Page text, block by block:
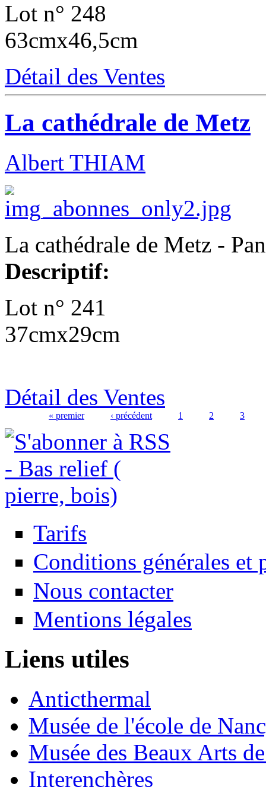
Lot n° 248
63cmx46,5cm
Détail des Ventes
La cathédrale de Metz
Albert THIAM
La cathédrale de Metz -
Descriptif:
Lot n° 241
37cmx29cm
Détail des Ventes
Pages
« premier ‹ précédent 1 2 3
Tarifs
Conditions générales et
Nous contacter
Mentions légales
Liens utiles
Anticthermal
Musée de l'école de
Musée des Beaux Arts
Interenchères